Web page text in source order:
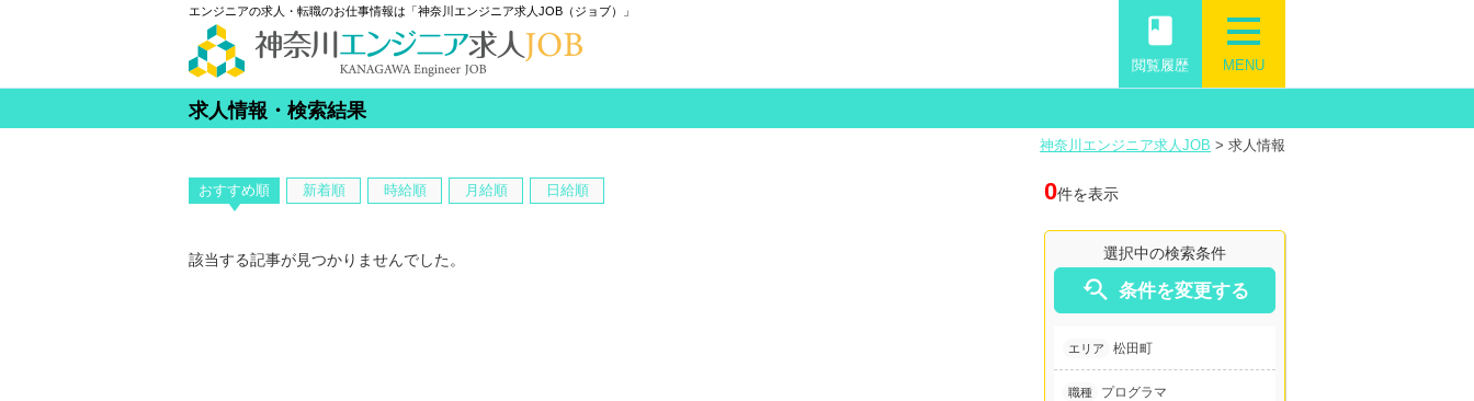
エンジニアの求人・転職のお仕事情報は「神奈川エンジニア求人JOB（ジョブ）」
MENU
book
閲覧履歴
求人情報・検索結果
神奈川エンジニア求人JOB > 求人情報
0件を表示
おすすめ順 新着順 時給順 月給順 日給順
選択中の検索条件
 条件を変更する
エリア 松田町
職種 プログラマ
該当する記事が見つかりませんでした。